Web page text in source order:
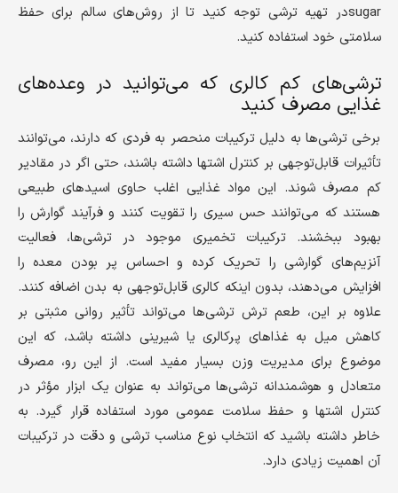
sugarدر تهیه ترشی توجه کنید تا از روش‌های سالم برای حفظ
سلامتی خود استفاده کنید.
ترشی‌های کم کالری که می‌توانید در وعده‌های
غذایی مصرف کنید
برخی ترشی‌ها به دلیل ترکیبات منحصر به فردی که دارند، می‌توانند
تأثیرات قابل‌توجهی بر کنترل اشتها داشته باشند، حتی اگر در مقادیر
کم مصرف شوند. این مواد غذایی اغلب حاوی اسیدهای طبیعی
هستند که می‌توانند حس سیری را تقویت کنند و فرآیند گوارش را
بهبود ببخشند. ترکیبات تخمیری موجود در ترشی‌ها، فعالیت
آنزیم‌های گوارشی را تحریک کرده و احساس پر بودن معده را
افزایش می‌دهند، بدون اینکه کالری قابل‌توجهی به بدن اضافه کنند.
علاوه بر این، طعم ترش ترشی‌ها می‌تواند تأثیر روانی مثبتی بر
کاهش میل به غذاهای پرکالری یا شیرینی داشته باشد، که این
موضوع برای مدیریت وزن بسیار مفید است. از این رو، مصرف
متعادل و هوشمندانه ترشی‌ها می‌تواند به عنوان یک ابزار مؤثر در
کنترل اشتها و حفظ سلامت عمومی مورد استفاده قرار گیرد. به
خاطر داشته باشید که انتخاب نوع مناسب ترشی و دقت در ترکیبات
آن اهمیت زیادی دارد.